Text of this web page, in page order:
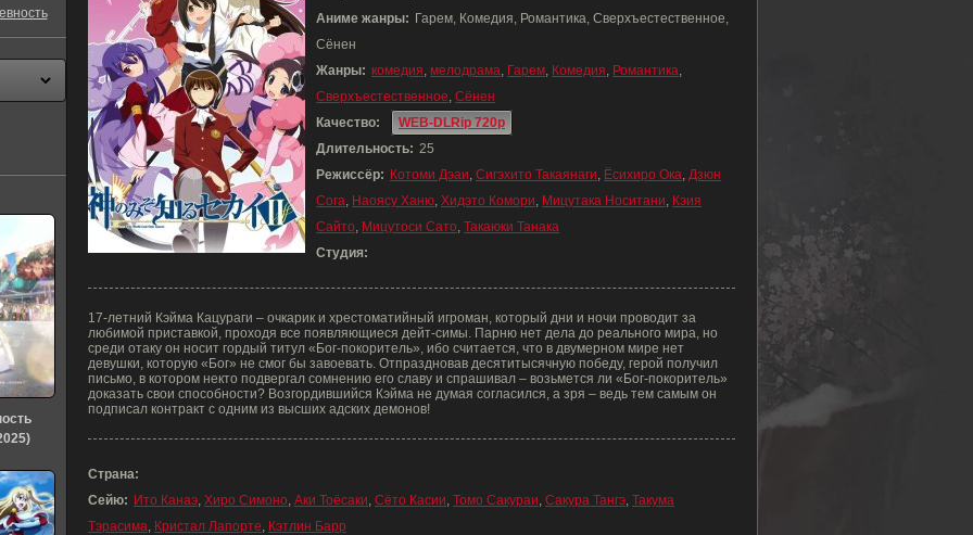
Аниме жанры: Гарем, Комедия, Романтика, Сверхъестественное,
Сёнен
Жанры: комедия, мелодрама, Гарем, Комедия, Романтика,
Сверхъестественное, Сёнен
Качество:
WEB-DLRip 720p
Длительность: 25
Режиссёр: Котоми Дэаи, Сигэхито Такаянаги, Ёсихиро Ока, Дзюн
Сога, Наоясу Ханю, Хидэто Комори, Мицутака Носитани, Кэия
Сайто, Мицутоси Сато, Такаюки Танака
Студия:
17-летний Кэйма Кацураги – очкарик и хрестоматийный игроман, который дни и ночи проводит за
любимой приставкой, проходя все появляющиеся дейт-симы. Парню нет дела до реального мира, но
среди отаку он носит гордый титул «Бог-покоритель», ибо считается, что в двумерном мире нет
девушки, которую «Бог» не смог бы завоевать. Отпраздновав десятитысячную победу, герой получил
письмо, в котором некто подвергал сомнению его славу и спрашивал – возьмется ли «Бог-покоритель»
доказать свои способности? Возгордившийся Кэйма не думая согласился, а зря – ведь тем самым он
подписал контракт с одним из высших адских демонов!
Страна:
Сейю: Ито Канаэ, Хиро Симоно, Аки Тоёсаки, Сёто Касии, Томо Сакураи, Сакура Тангэ, Такума
Тэрасима, Кристал Лапорте, Кэтлин Барр